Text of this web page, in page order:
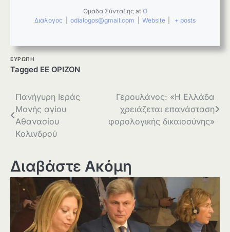
Ομάδα Σύνταξης at Ο
Διάλογος
odialogos@gmail.com Website + posts
ΕΥΡΩΠΗ
Tagged ΕΕ ΟΡΙΖΟΝ
Πλοήγηση
άρθρων
Πανήγυρη Ιεράς
Μονής αγίου
Αθανασίου
Κολινδρού
Γερουλάνος: «Η Ελλάδα
χρειάζεται επανάσταση
φορολογικής δικαιοσύνης»
Διαβάστε Ακόμη